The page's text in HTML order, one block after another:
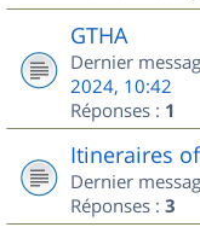
GTHA
Dernier
2024, 10:42
Réponses : 1
Itineraires
Dernier
Réponses : 3